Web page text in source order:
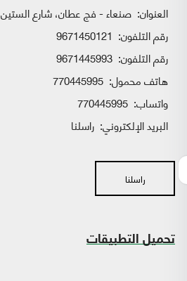
العنوان: صنعاء - فج عطان، شارع الستين
رقم التلفون: 9671450121
رقم التلفون: 9671445993
هاتف محمول: 770445995
واتساب:
البريد الإلكتروني: راسلنا
راسلنا
تحميل التطبيقات